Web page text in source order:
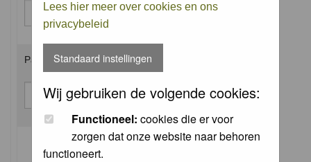
Lees hier meer over cookies en ons
privacybeleid
Standaard instellingen
Wij gebruiken de volgende cookies:
Functioneel: cookies die er voor
zorgen dat onze website naar behoren
functioneert.
Password:
Log me on automatically each visit: